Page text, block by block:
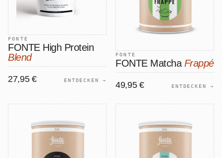
FONTE
FONTE High Protein
Blend
27,95 € ENTDECKEN →
FONTE
FONTE Matcha Frappé
49,95 € ENTDECKEN →